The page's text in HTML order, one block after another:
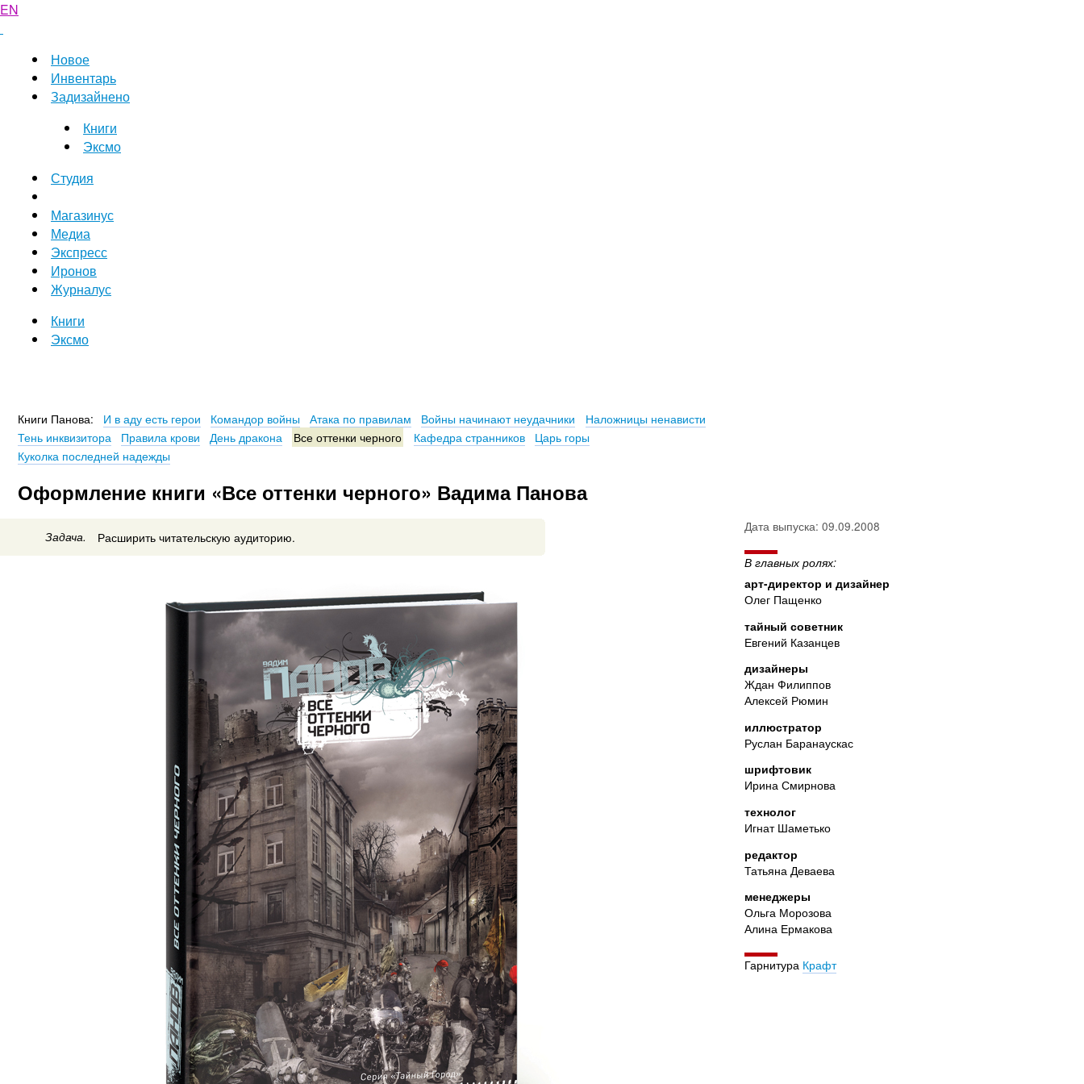
EN
Новое
Инвентарь
Задизайнено
Книги
Эксмо
Студия
Магазинус
Медиа
Экспресс
Иронов
Журналус
Книги
Эксмо
Книги Панова: И в аду есть герои Командор войны Атака по правилам Войны начинают неудачники
Наложницы ненависти
Тень инквизитора
Правила крови День дракона Все оттенки черного Кафедра странников
Царь горы
Куколка последней надежды
Оформление книги «Все оттенки черного» Вадима Панова
Задача. Расширить читательскую аудиторию.
Дата выпуска: 09.09.2008
В главных ролях:
арт-директор и дизайнер
Олег Пащенко
тайный советник
Евгений Казанцев
дизайнеры
Ждан Филиппов
Алексей Рюмин
иллюстратор
Руслан Баранаускас
шрифтовик
Ирина Смирнова
технолог
Игнат Шаметько
редактор
Татьяна Деваева
менеджеры
Ольга Морозова
Алина Ермакова
Гарнитура Крафт